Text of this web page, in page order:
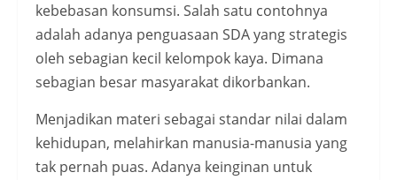
kebebasan konsumsi. Salah satu contohnya
adalah adanya penguasaan SDA yang strategis
oleh sebagian kecil kelompok kaya. Dimana
sebagian besar masyarakat dikorbankan.
Menjadikan materi sebagai standar nilai dalam
kehidupan, melahirkan manusia-manusia yang
tak pernah puas. Adanya keinginan untuk